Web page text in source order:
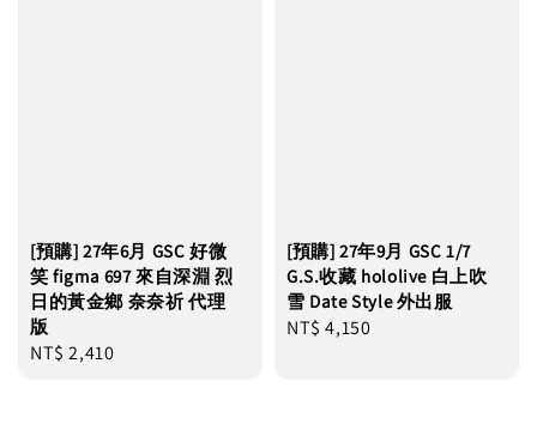
[預購] 27年6月 GSC 好微
笑 figma 697 來自深淵 烈
日的黃金鄉 奈奈祈 代理
版
Regular
NT$ 2,410
[預購] 27年9月 GSC 1/7
G.S.收藏 hololive 白上吹
雪 Date Style 外出服
Regular
NT$ 4,150